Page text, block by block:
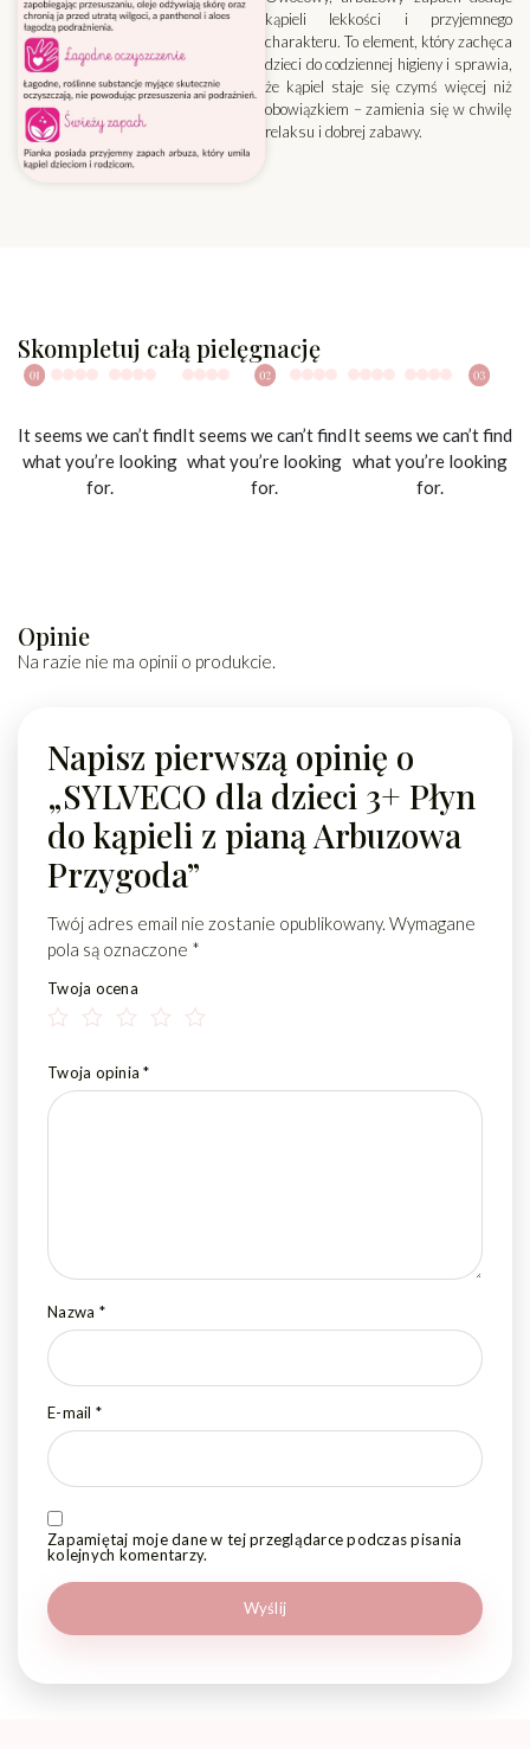
kąpieli lekkości i przyjemnego
charakteru. To element, który zachęca
dzieci do codziennej higieny i sprawia,
że kąpiel staje się czymś więcej niż
obowiązkiem – zamienia się w chwilę
relaksu i dobrej zabawy.
Skompletuj całą pielęgnację
It seems we can’t find
what you’re looking
for.
It seems we can’t find
what you’re looking
for.
It seems we can’t find
what you’re looking
for.
Opinie
Na razie nie ma opinii o produkcie.
Napisz pierwszą opinię o
„SYLVECO dla dzieci 3+ Płyn
do kąpieli z pianą Arbuzowa
Przygoda”
Twój adres email nie zostanie opublikowany. Wymagane
pola są oznaczone *
Twoja ocena
Twoja opinia*
Nazwa *
E-mail *
Zapamiętaj moje dane w tej przeglądarce podczas pisania
kolejnych komentarzy.